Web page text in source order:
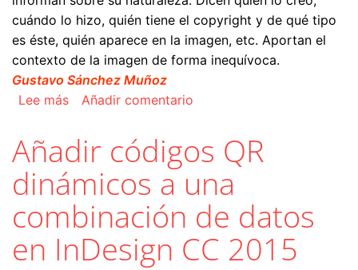
cuándo lo hizo, quién tiene el copyright y de qué tipo
es éste, quién aparece en la imagen, etc. Aportan el
contexto de la imagen de forma inequívoca.
Gustavo Sánchez Muñoz
Lee mássobre Qué son los metadatos XMP y para qué
Añadir comentario
Añadir códigos QR
dinámicos a una
combinación de datos
en InDesign CC 2015